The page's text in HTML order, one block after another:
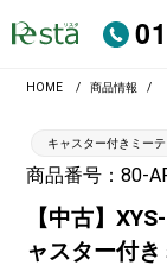
HOME 商品情報
キャスター付きミー
商品番号：80-
【中古】
ャスター付